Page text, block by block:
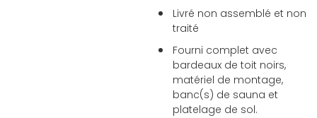
Livré non assemblé et non
traité
Fourni complet avec
bardeaux de toit noirs,
matériel de montage,
banc(s) de sauna et
platelage de sol.